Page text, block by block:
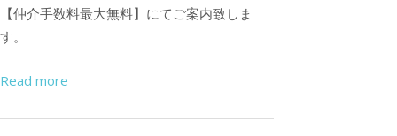
【仲介手数料最大無料】にてご案内致しま
す。
Read more